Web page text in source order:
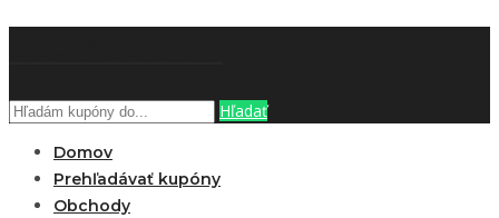
Hľadať
Domov
Prehľadávať kupóny
Obchody